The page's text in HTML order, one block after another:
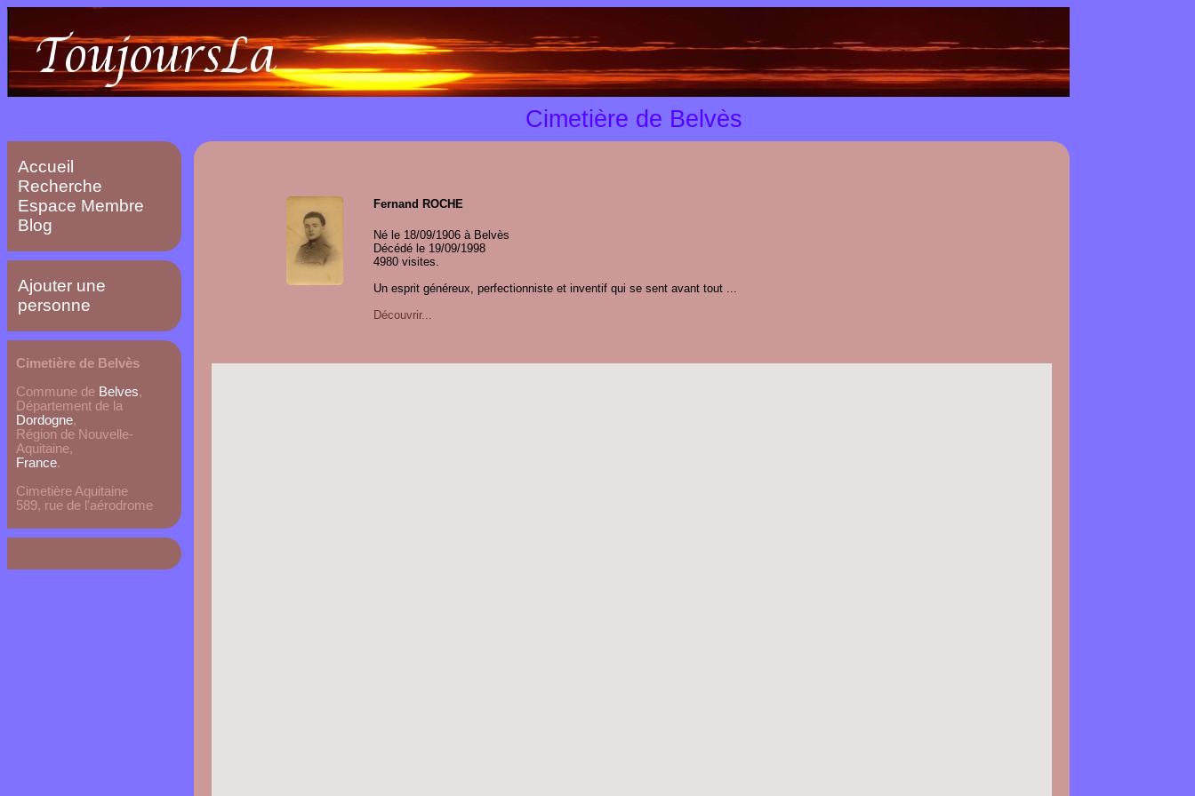
Cimetière de Belvès
Accueil
Recherche
Espace Membre
Blog
Ajouter une
personne
Cimetière de Belvès
Commune de Belves,
Département de la
Dordogne,
Région de Nouvelle-
Aquitaine,
France.
Cimetière Aquitaine
589, rue de l'aérodrome
Fernand ROCHE
Né le 18/09/1906 à Belvès
Décédé le 19/09/1998
4980 visites.
Un esprit généreux, perfectionniste et inventif qui se sent avant tout ...
Découvrir...